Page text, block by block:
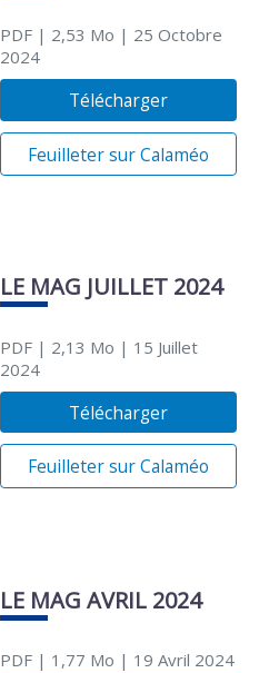
PDF| 2,53 Mo | 25 Octobre
2024
Télécharger
Feuilleter sur Calaméo
LE MAG JUILLET 2024
PDF| 2,13 Mo | 15 Juillet
2024
Télécharger
Feuilleter sur Calaméo
LE MAG AVRIL 2024
PDF| 1,77 Mo | 19 Avril 2024